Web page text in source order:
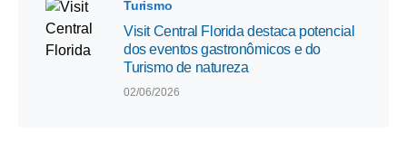
Turismo
Visit Central Florida destaca potencial
dos eventos gastronômicos e do
Turismo de natureza
02/06/2026